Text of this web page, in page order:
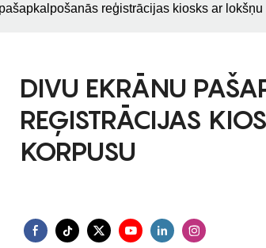
reģistrācijas kiosks ar
DIVU EKRĀNU
REĢISTRĀCIJAS
KORPUSU